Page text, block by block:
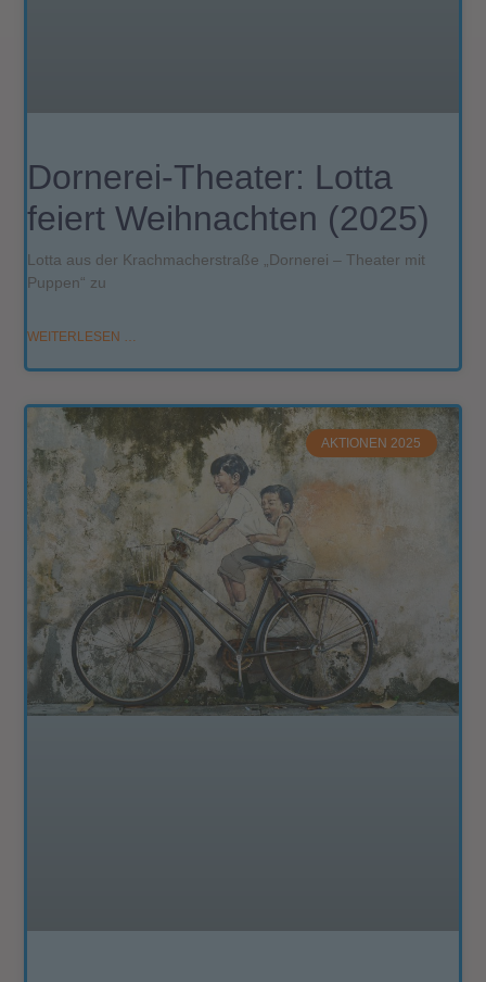
Dornerei-Theater: Lotta
feiert Weihnachten (2025)
Lotta aus der Krachmacherstraße „Dornerei – Theater mit
Puppen“ zu
WEITERLESEN …
AKTIONEN 2025